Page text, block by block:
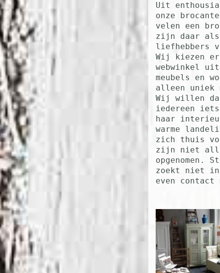
Uit
onze
velen een
zijn daar als
liefhebbers
Wij kiezen er
webwinkel
meubels en
alleen uniek
Wij willen
iedereen
haar
warme
zich thuis
zijn niet alle
opgenomen.
zoekt niet in
even contact